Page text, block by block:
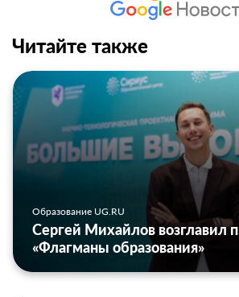
Читайте также
Образование UG.RU
Сергей Михайлов возглавил
«Флагманы образования»